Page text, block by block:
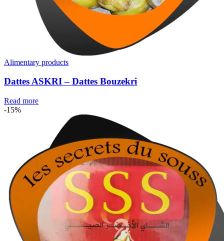
Alimentary products
Dattes ASKRI – Dattes Bouzekri
Read more
-15%